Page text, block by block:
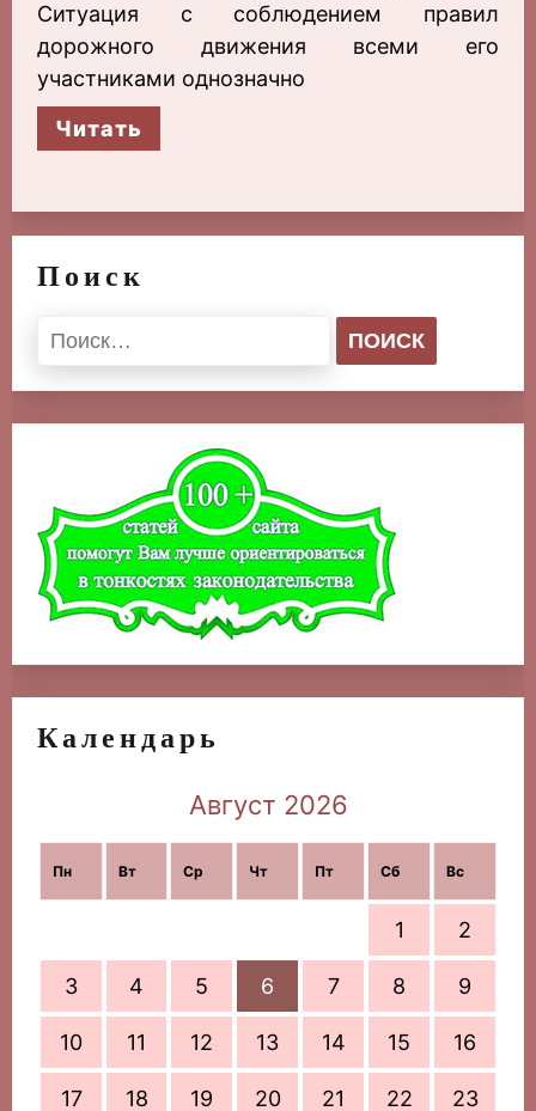
Ситуация с соблюдением правил
дорожного движения всеми его
участниками однозначно
Читать
Поиск
Найти:
Календарь
Август 2026
Пн Вт Ср Чт Пт Сб Вс
1 2
3 4 5 6 7 8 9
10 11 12 13 14 15 16
17 18 19 20 21 22 23